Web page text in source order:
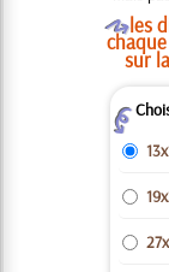
Oles
sur
Z